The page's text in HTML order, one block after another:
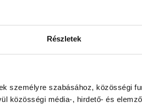
Részletek
személyre szabásához, közösségi
közösségi média-, hirdető- és